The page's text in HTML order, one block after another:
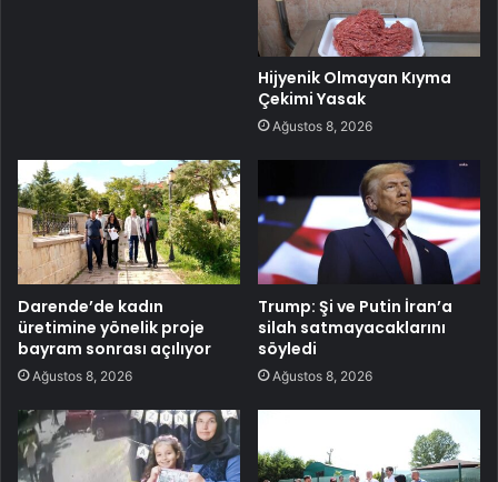
Hijyenik Olmayan Kıyma
Çekimi Yasak
Ağustos 8, 2026
Darende’de kadın
üretimine yönelik proje
bayram sonrası açılıyor
Ağustos 8, 2026
Trump: Şi ve Putin İran’a
silah satmayacaklarını
söyledi
Ağustos 8, 2026